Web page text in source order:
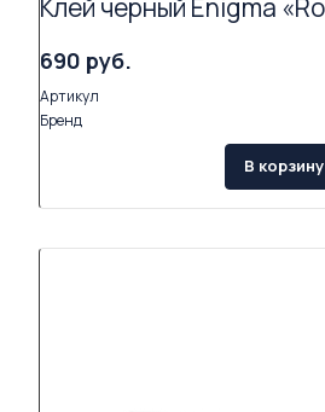
690 руб.
Артикул
Бренд
В корзину